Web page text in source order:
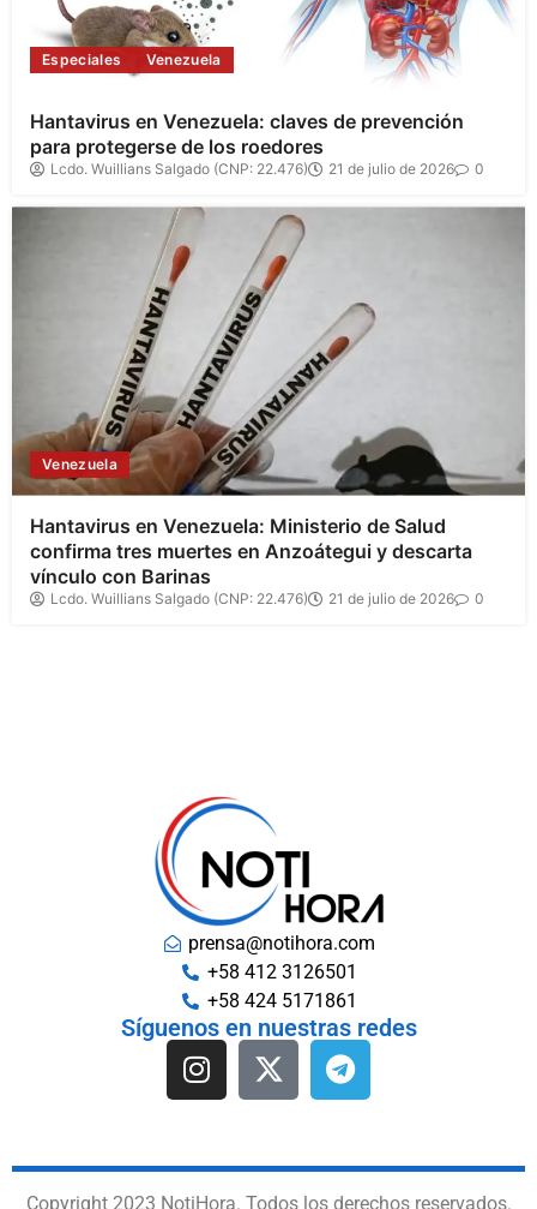
Especiales Venezuela
Hantavirus en Venezuela: claves de prevención
para protegerse de los roedores
Lcdo. Wuillians Salgado (CNP: 22.476) 21 de julio de 2026 0
Venezuela
Hantavirus en Venezuela: Ministerio de Salud
confirma tres muertes en Anzoátegui y descarta
vínculo con Barinas
Lcdo. Wuillians Salgado (CNP: 22.476) 21 de julio de 2026 0
prensa@notihora.com
+58 412 3126501
+58 424 5171861
Síguenos en nuestras redes
Copyright 2023 NotiHora. Todos los derechos reservados.